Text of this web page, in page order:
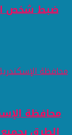
ضبط شخص
محافظة